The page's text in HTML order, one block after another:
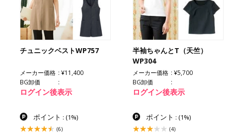
チュニックベストWP757
メーカー価格
¥11,400
BG卸価
ログイン後表示
ポイント :(1%)
(6)
半袖ちゃんとT（天竺）
WP304
メーカー価格
¥5,700
BG卸価
ログイン後表示
ポイント :(1%)
(4)